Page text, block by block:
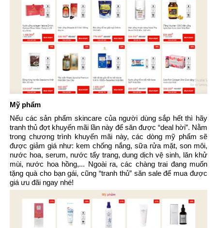
Mỹ phẩm
Nếu các sản phẩm skincare của người dùng sắp hết thì hãy
tranh thủ đợt khuyến mãi lần này để săn được “deal hời”. Nằm
trong chương trình khuyến mãi này, các dòng mỹ phẩm sẽ
được giảm giá như: kem chống nắng, sữa rửa mặt, son môi,
nước hoa, serum, nước tẩy trang, dung dịch vệ sinh, lăn khử
mùi, nước hoa hồng,... Ngoài ra, các chàng trai đang muốn
tặng quà cho bạn gái, cũng “tranh thủ” săn sale để mua được
giá ưu đãi ngay nhé!